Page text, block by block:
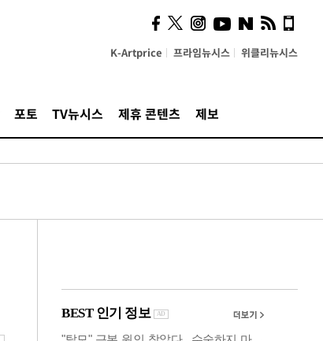
K-Artprice 프라임뉴시스 위클리뉴시스
포토 TV뉴시스 제휴 콘텐츠 제보
사이 해답 찾았죠"…알을
깨고 나온 '초자아'